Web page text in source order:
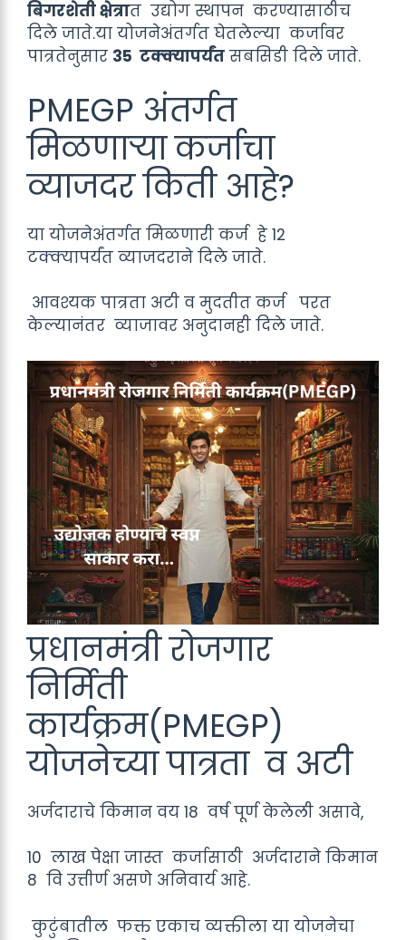
बिगरशेती क्षेत्रात उद्योग स्थापन करण्यासाठीच
दिले जाते.या योजनेअंतर्गत घेतलेल्या कर्जावर
पात्रतेनुसार 35 टक्क्यापर्यंत सबसिडी दिले जाते.
PMEGP अंतर्गत
मिळणाऱ्या कर्जाचा
व्याजदर किती आहे?
या योजनेअंतर्गत मिळणारी कर्ज हे 12
टक्क्यापर्यंत व्याजदराने दिले जाते.
आवश्यक पात्रता अटी व मुदतीत कर्ज परत
केल्यानंतर व्याजावर अनुदानही दिले जाते.
प्रधानमंत्री रोजगार
निर्मिती
कार्यक्रम(PMEGP)
योजनेच्या पात्रता व अटी
अर्जदाराचे किमान वय 18 वर्ष पूर्ण केलेली असावे,
10 लाख पेक्षा जास्त कर्जासाठी अर्जदाराने किमान
8 वि उत्तीर्ण असणे अनिवार्य आहे.
कुटुंबातील फक्त एकाच व्यक्तीला या योजनेचा